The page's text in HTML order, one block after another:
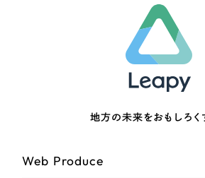
地方の未来をおもしろく
Web Produce